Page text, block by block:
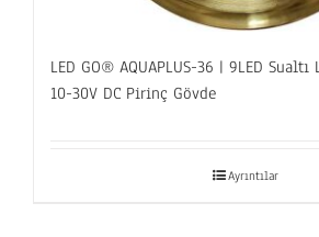
LED GO® AQUAPLUS-36 | 9LED Sualtı
10-30V DC Pirinç Gövde
Ayrıntılar